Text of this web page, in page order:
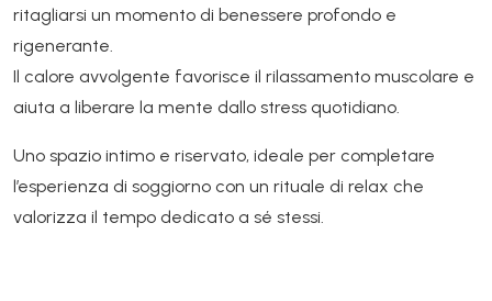
ritagliarsi un momento di benessere profondo e
rigenerante.
Il calore avvolgente favorisce il rilassamento muscolare e
aiuta a liberare la mente dallo stress quotidiano.
Uno spazio intimo e riservato, ideale per completare
l’esperienza di soggiorno con un rituale di relax che
valorizza il tempo dedicato a sé stessi.